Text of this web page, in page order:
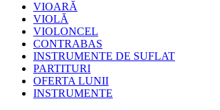
VIOARĂ
VIOLĂ
VIOLONCEL
CONTRABAS
INSTRUMENTE DE SUFLAT
PARTITURI
OFERTA LUNII
INSTRUMENTE